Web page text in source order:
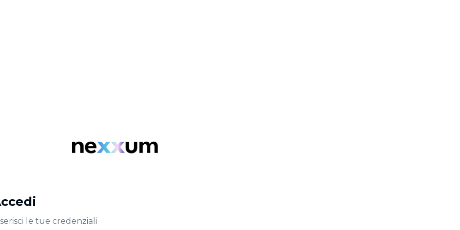
le tue credenziali